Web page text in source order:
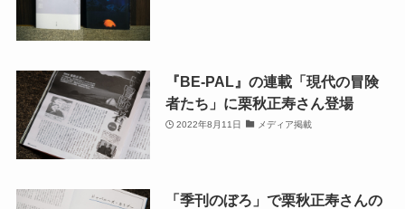
『BE-PAL』の連載「現代の冒険
者たち」に栗秋正寿さん登場
2022年8月11日 メディア掲載
「季刊のぼろ」で栗秋正寿さんの